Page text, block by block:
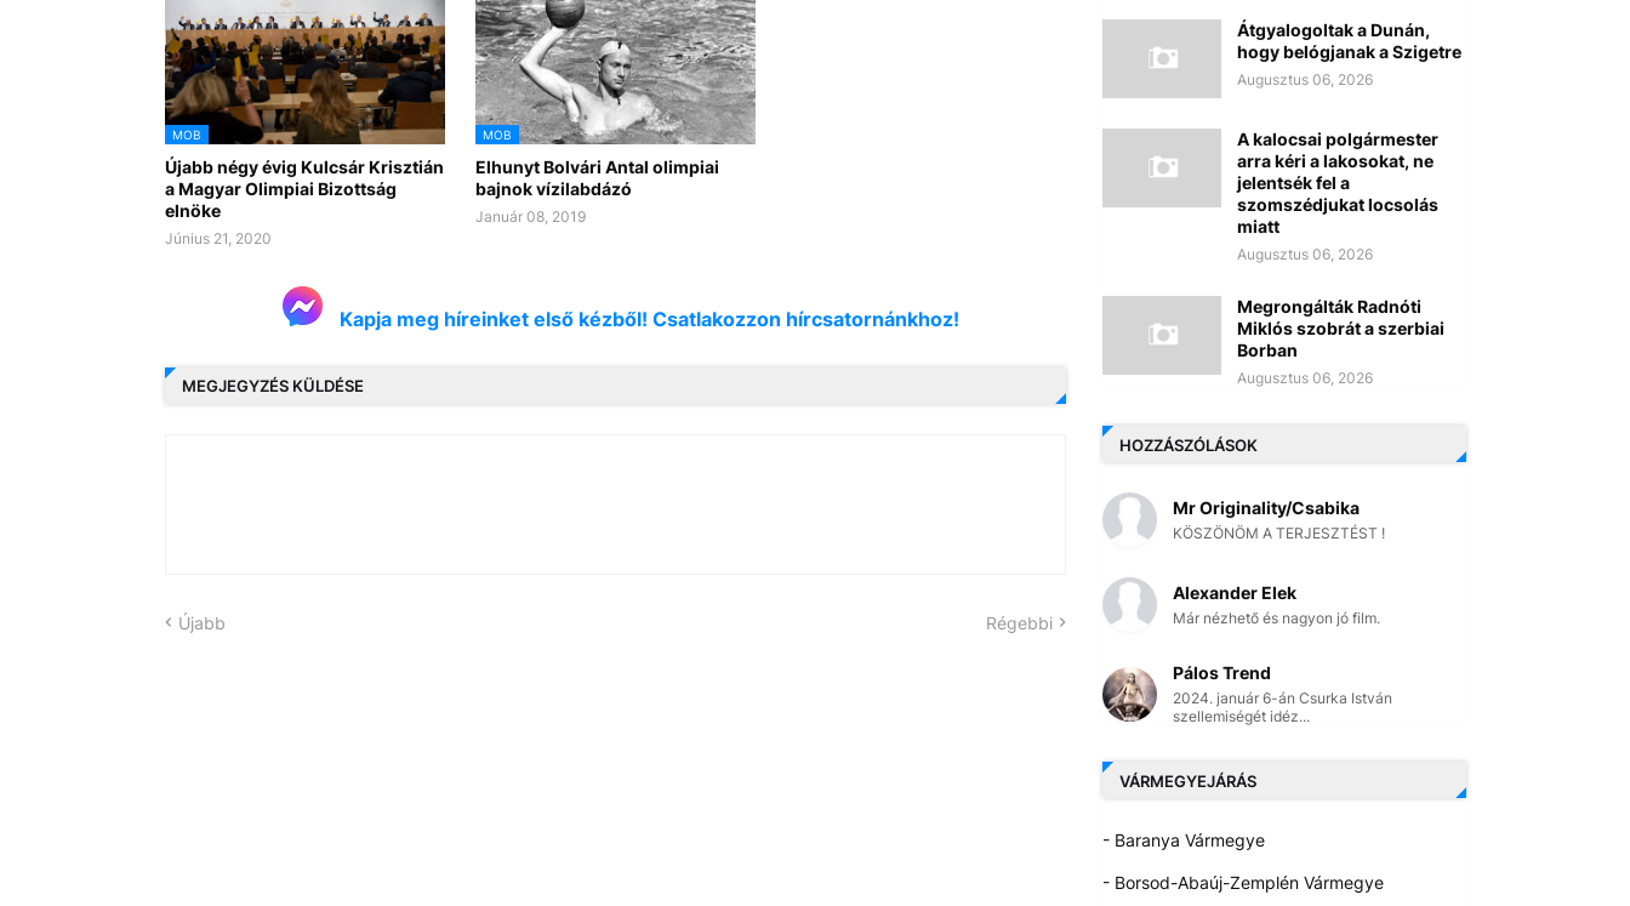
MOB
Újabb négy évig Kulcsár Krisztián
a Magyar Olimpiai Bizottság
elnöke
Június 21, 2020
MOB
Elhunyt Bolvári Antal olimpiai
bajnok vízilabdázó
Január 08, 2019
Kapja meg híreinket első kézből! Csatlakozzon hírcsatornánkhoz!
MEGJEGYZÉS KÜLDÉSE
Újabb Régebbi
Átgyalogoltak a Dunán,
hogy belógjanak a Szigetre
Augusztus 06, 2026
A kalocsai polgármester
arra kéri a lakosokat, ne
jelentsék fel a
szomszédjukat locsolás
miatt
Augusztus 06, 2026
Megrongálták Radnóti
Miklós szobrát a szerbiai
Borban
Augusztus 06, 2026
HOZZÁSZÓLÁSOK
Mr Originality/Csabika
KÖSZÖNÖM A TERJESZTÉST !
Alexander Elek
Már nézhető és nagyon jó film.
Pálos Trend
2024. január 6-án Csurka István
szellemiségét idéz...
VÁRMEGYEJÁRÁS
- Baranya Vármegye
- Borsod-Abaúj-Zemplén Vármegye